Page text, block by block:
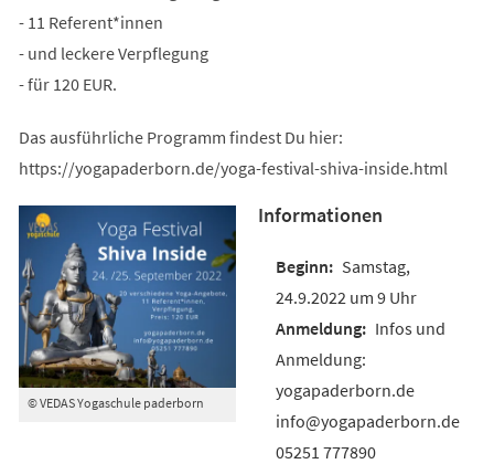
- 11 Referent*innen
- und leckere Verpflegung
- für 120 EUR.
Das ausführliche Programm findest Du hier:
https://yogapaderborn.de/yoga-festival-shiva-inside.html
© VEDAS Yogaschule paderborn
Informationen
Samstag,
24.9.2022 um 9 Uhr
Infos und
Anmeldung:
yogapaderborn.de
info@yogapaderborn.de
05251 777890